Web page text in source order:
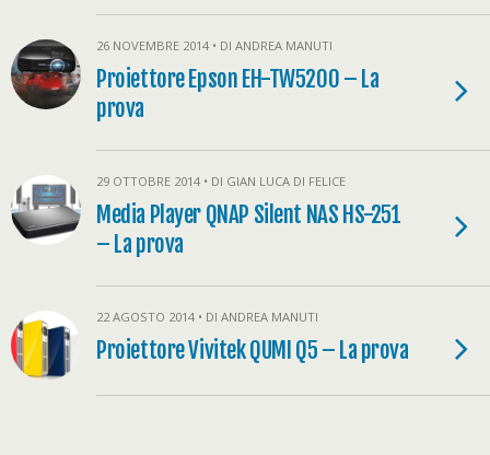
26 NOVEMBRE 2014 • DI ANDREA MANUTI
Proiettore Epson EH-TW5200 – La
prova
29 OTTOBRE 2014 • DI GIAN LUCA DI FELICE
Media Player QNAP Silent NAS HS-251
– La prova
22 AGOSTO 2014 • DI ANDREA MANUTI
Proiettore Vivitek QUMI Q5 – La prova